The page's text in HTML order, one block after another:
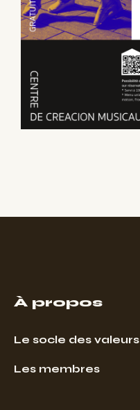
À propos
Le socle des valeurs
Les membres